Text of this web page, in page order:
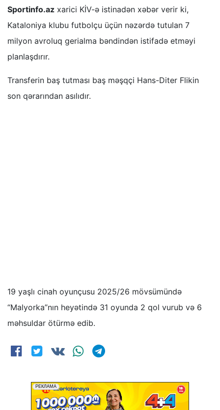
Sportinfo.az xarici KİV-ə istinadən xəbər verir ki,
Kataloniya klubu futbolçu üçün nəzərdə tutulan 7
milyon avroluq gerialma bəndindən istifadə etməyi
planlaşdırır.
Transferin baş tutması baş məşqçi Hans-Diter Flikin
son qərarından asılıdır.
19 yaşlı cinah oyunçusu 2025/26 mövsümündə
“Malyorka”nın heyətində 31 oyunda 2 qol vurub və 6
məhsuldar ötürmə edib.